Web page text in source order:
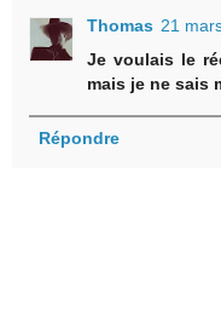
Thomas 21
Je voulais le
mais je ne sais
Répondre